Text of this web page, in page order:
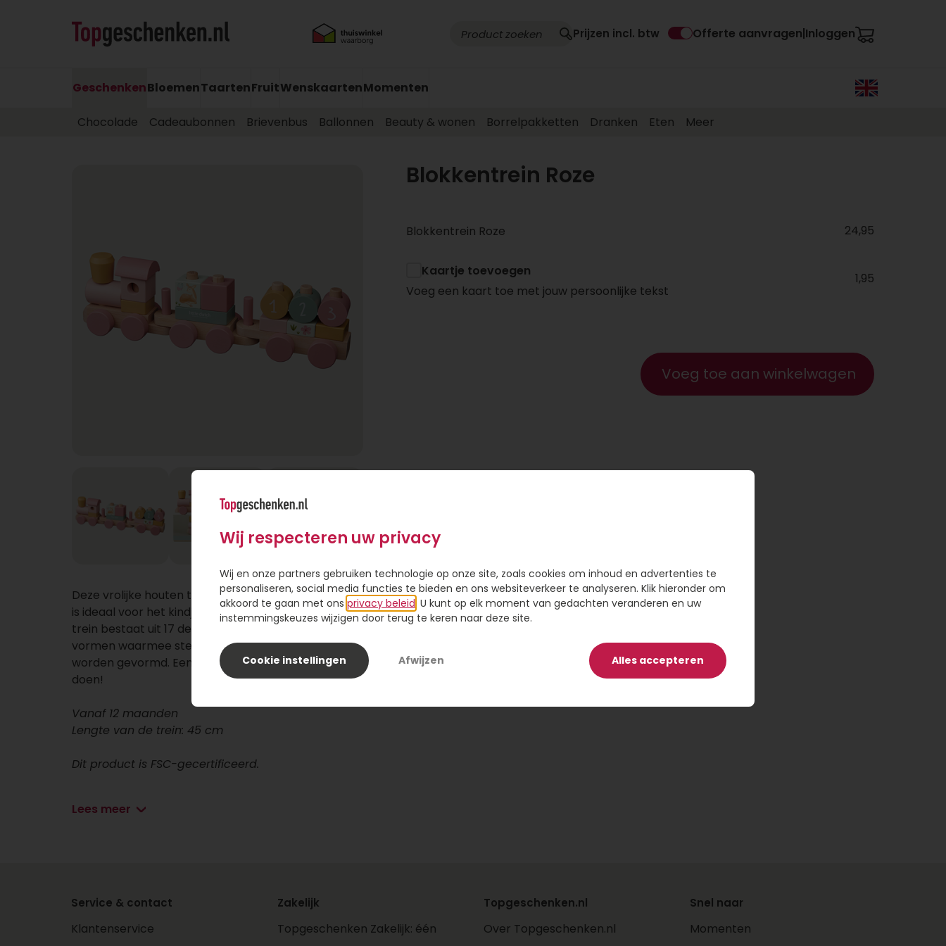
Prijzen incl. btw Offerte aanvragen Inloggen
GeschenkenBloemenTaartenFruitWenskaartenMomenten
Chocolade Cadeaubonnen Brievenbus Ballonnen Beauty & wonen Borrelpakketten Dranken Eten Meer
Deze vrolijke houten trein uit de Little Dutch collectie
is ideaal voor het kindje om lekker mee te spelen. De
trein bestaat uit 17 delen in verschillende kleuren en
vormen waarmee steeds andere wagons kunnen
worden gevormd. Een mooi geschenk om cadeau te
doen!
Vanaf 12 maanden
Lengte van de trein: 45 cm
Dit product is FSC-gecertificeerd.
Lees meer
Blokkentrein Roze
Blokkentrein Roze 24,95
Kaartje toevoegen
Voeg een kaart toe met jouw persoonlijke tekst
1,95
Voeg toe aan winkelwagen
Service & contact
Klantenservice
Zakelijk
Topgeschenken Zakelijk: één
Topgeschenken.nl
Over Topgeschenken.nl
Snel naar
Momenten
Wij respecteren uw privacy
Wij en onze partners gebruiken technologie op onze site, zoals cookies om inhoud en advertenties te
personaliseren, social media functies te bieden en ons websiteverkeer te analyseren. Klik hieronder om
akkoord te gaan met ons privacy beleid . U kunt op elk moment van gedachten veranderen en uw
instemmingskeuzes wijzigen door terug te keren naar deze site.
Alles accepteren
Cookie instellingen Afwijzen